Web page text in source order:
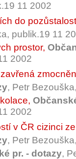
11 2002
do
publik.19 11
prostor,
2002
, Petr
,
2002
v ČR cizinci
, Petr
pr. - dotazy,